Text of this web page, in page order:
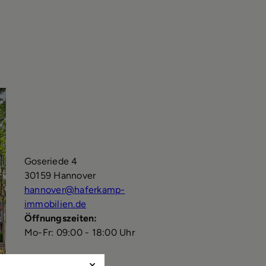
Goseriede 4
30159 Hannover
hannover@haferkamp-
immobilien.de
Öffnungszeiten:
Mo-Fr: 09:00 - 18:00 Uhr